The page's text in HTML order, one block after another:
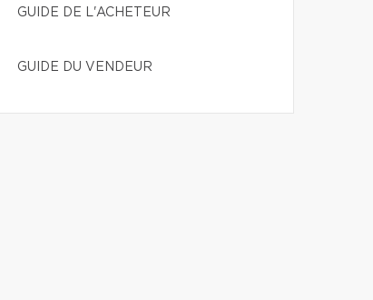
GUIDE DE L'ACHETEUR
GUIDE DU VENDEUR